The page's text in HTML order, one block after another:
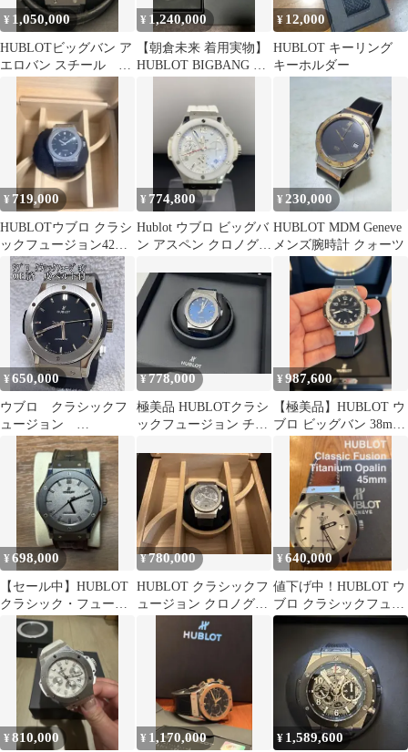
¥ 1,050,000
HUBLOTビッグバン ア
エロバン スチール ダ
イヤベゼル ブルーク
ロコベルト付
¥ 1,240,000
【朝倉未来 着用実物】
HUBLOT BIGBANG ス
¥ 12,000
HUBLOT キーリング
キーホルダー
¥ 719,000
HUBLOTウブロ クラシ
ックフュージョン42mm
腕時計
¥ 774,800
Hublot ウブロ ビッグバ
ン アスペン クロノグラ
¥ 230,000
HUBLOT MDM Geneve
メンズ腕時計 クォーツ
¥650,000
ウブロ クラシックフ
ュージョン
542.NX.1171.LR 自動
巻 皮ベルト付
¥778,000
極美品 HUBLOTクラシ
ックフュージョン チタ
規品
¥987,600
【極美品】HUBLOT ウ
ブロ ビッグバン 38mm
ダイヤベゼル 付属品完
¥698,000
【セール中】HUBLOT
クラシック・フュージ
ョン ベルルッティオー
ルブラック
¥780,000
HUBLOT クラシックフ
ュージョン クロノグラ
フ 42mm レーシンググ
¥640,000
値下げ中！HUBLOT ウ
ブロ クラシックフュー
ジョン オパリン【廃盤
モデル】
¥810,000 ¥ 1,170,000 ¥ 1,589,600